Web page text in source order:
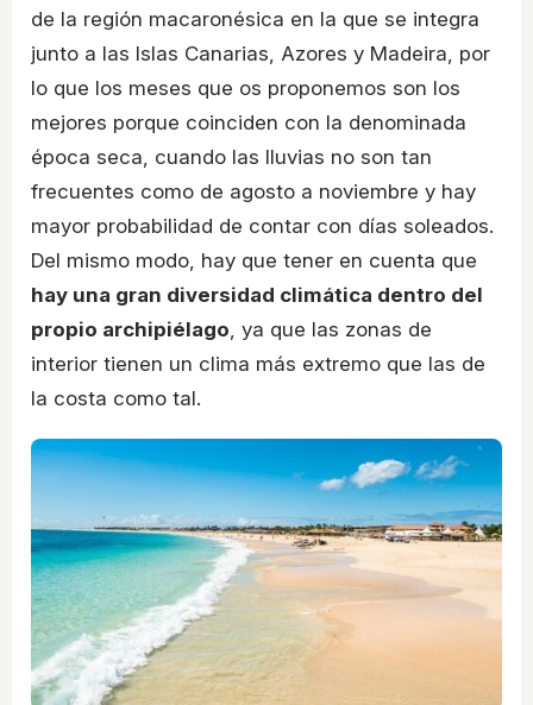
de la región macaronésica en la que se integra
junto a las Islas Canarias, Azores y Madeira, por
lo que los meses que os proponemos son los
mejores porque coinciden con la denominada
época seca, cuando las lluvias no son tan
frecuentes como de agosto a noviembre y hay
mayor probabilidad de contar con días soleados.
Del mismo modo, hay que tener en cuenta que
hay una gran diversidad climática dentro del
propio archipiélago , ya que las zonas de
interior tienen un clima más extremo que las de
la costa como tal.